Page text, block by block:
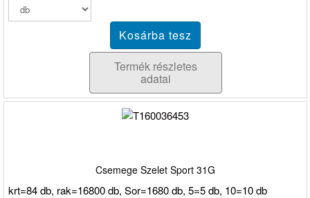
Termék részletes
adatai
Csemege Szelet Sport 31G
krt=84 db, rak=16800 db, Sor=1680 db, 5=5 db, 10=10 db